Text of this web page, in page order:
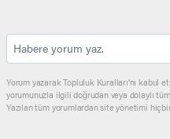
Yorum yazarak Topluluk Kuralları’nı kabul
yorumunuzla ilgili doğrudan veya dolaylı
Yazılan tüm yorumlardan site yönetimi